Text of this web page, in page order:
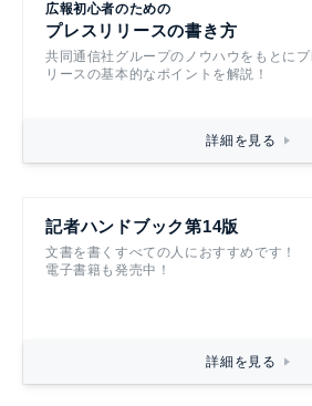
広報初心者のための
プレスリリースの書き方
共同通信社グループのノウハウをもとにプ
リースの基本的なポイントを解説！
詳細を見る
記者ハンドブック第14版
文書を書くすべての人におすすめです！
電子書籍も発売中！
詳細を見る